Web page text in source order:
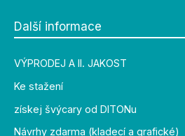
Další informace
VÝPRODEJ A II. JAKOST
Ke stažení
získej švýcary od DITONu
Návrhy zdarma (kladecí a grafické)